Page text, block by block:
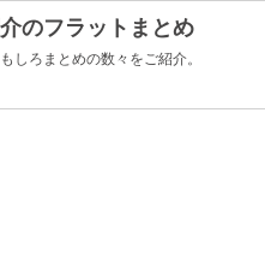
のフラットまとめ
しろまとめの数々をご紹介。